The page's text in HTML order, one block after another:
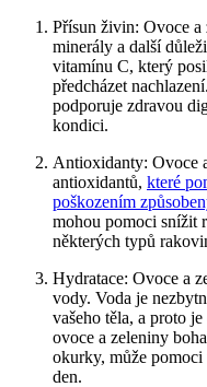
Přísun živin: Ovoce a
minerály a další
vitamínu C, který
předcházet
podporuje zdravou
kondici.
Antioxidanty: Ovoce
antioxidantů, které
poškozením
mohou pomoci snížit
některých typů
Hydratace: Ovoce a
vody. Voda je
vašeho těla, a proto
ovoce a zeleniny
okurky, může pomoci
den.